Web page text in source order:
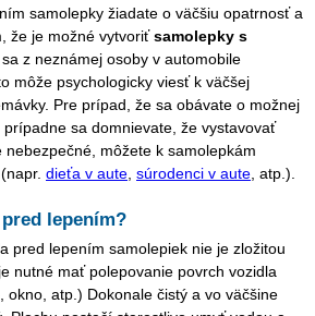
samolepky žiadate o väčšiu opatrnosť a
že je možné vytvoriťsamolepky s
sa z neznámej osoby v automobile
môže psychologicky viesť k väčšej
Pre prípad, že sa obávate o možnej
sa domnievate, že vystavovať
môžete k samolepkám
dieťa v aute súrodenci v aute , atp.).
lepením?
pred lepením samolepiek nie je zložitou
nutné mať polepovanie povrch vozidla
okno, atp.) Dokonale čistý a vo väčšine